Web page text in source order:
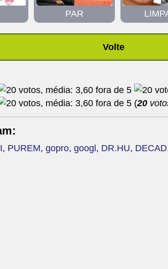
PAR
Volte
(20
, PUREM, gopro, googl, DR.HU, DECAD